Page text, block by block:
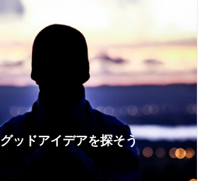
グッドアイデアを探そう